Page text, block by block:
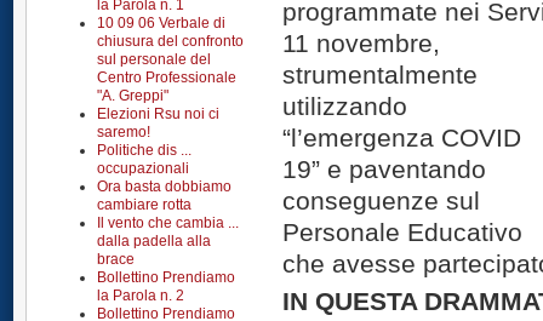
la Parola n. 1
10 09 06 Verbale di
chiusura del confronto
sul personale del
Centro Professionale
"A. Greppi"
Elezioni Rsu noi ci
saremo!
Politiche dis ...
occupazionali
Ora basta dobbiamo
cambiare rotta
Il vento che cambia ...
dalla padella alla
brace
Bollettino Prendiamo
la Parola n. 2
Bollettino Prendiamo
programmate nei
11 novembre,
strumentalmente
utilizzando
“l’emergenza COVID
19” e paventando
conseguenze sul
Personale Educativo
che avesse
IN QUESTA